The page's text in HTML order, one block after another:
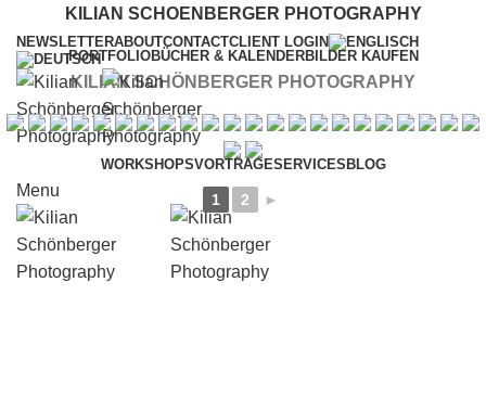
KILIAN SCHOENBERGER PHOTOGRAPHY
NEWSLETTERABOUTCONTACTCLIENT LOGIN
KILIAN SCHÖNBERGER PHOTOGRAPHY
PORTFOLIOBÜCHER & KALENDERBILDER KAUFEN
WORKSHOPSVORTRÄGESERVICES BLOG
Menu 1 2 ►